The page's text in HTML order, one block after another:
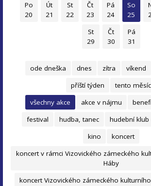
Po
20
Út
21
St
22
Čt
23
Pá
24
So
25
St
29
Čt
30
Pá
31
ode dneška dnes zítra víkend
příští týden
tento měsíc
všechny akce
akce v nájmu
festival
hudba, tanec hudební klub
kino
koncert
koncert v rámci Vizovického zámeckého
Háby
koncert Vizovického zámeckého